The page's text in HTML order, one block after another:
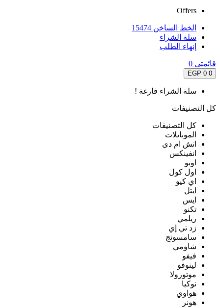
Offers
الخط الساخن 15474
سلة الشراء
إنهاء الطلب
قائمتى 0
0
0 EGP
سلة الشراء فارغة !
كل التصنيفات
كل التصنيفات
الموبايلات
اتش ام دى
انفينكس
اوبو
اول كول
اي كيو
ايتل
ايس
تكنو
ريلمي
زد تي إي
سامسونج
شاومي
فيفو
لينوفو
موتورولا
نوكيا
هواوي
هونر